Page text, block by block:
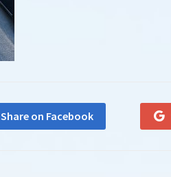
Share on Facebook